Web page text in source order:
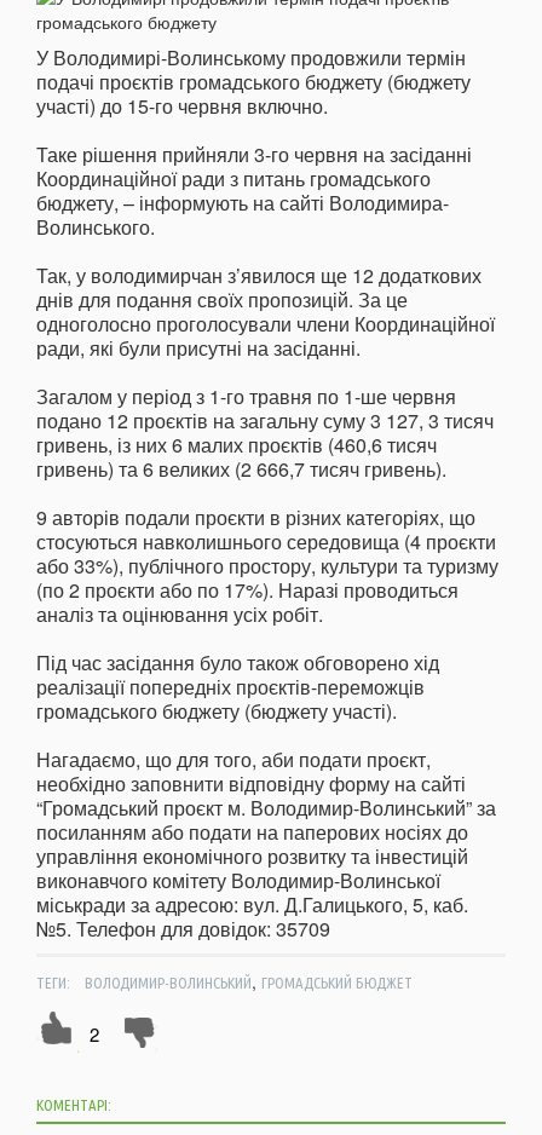
У Володимирі-Волинському продовжили термін
подачі проєктів громадського бюджету (бюджету
участі) до 15-го червня включно.
Таке рішення прийняли 3-го червня на засіданні
Координаційної ради з питань громадського
бюджету, – інформують на сайті Володимира-
Волинського.
Так, у володимирчан з’явилося ще 12 додаткових
днів для подання своїх пропозицій. За це
одноголосно проголосували члени Координаційної
ради, які були присутні на засіданні.
Загалом у період з 1-го травня по 1-ше червня
подано 12 проєктів на загальну суму 3 127, 3 тисяч
гривень, із них 6 малих проєктів (460,6 тисяч
гривень) та 6 великих (2 666,7 тисяч гривень).
9 авторів подали проєкти в різних категоріях, що
стосуються навколишнього середовища (4 проєкти
або 33%), публічного простору, культури та туризму
(по 2 проєкти або по 17%). Наразі проводиться
аналіз та оцінювання усіх робіт.
Під час засідання було також обговорено хід
реалізації попередніх проєктів-переможців
громадського бюджету (бюджету участі).
Нагадаємо, що для того, аби подати проєкт,
необхідно заповнити відповідну форму на сайті
“Громадський проєкт м. Володимир-Волинський” за
посиланням або подати на паперових носіях до
управління економічного розвитку та інвестицій
виконавчого комітету Володимир-Волинської
міськради за адресою: вул. Д.Галицького, 5, каб.
№5. Телефон для довідок: 35709
ТЕГИ: ВОЛОДИМИР-ВОЛИНСЬКИЙ, ГРОМАДСЬКИЙ БЮДЖЕТ
2
КОМЕНТАРІ: